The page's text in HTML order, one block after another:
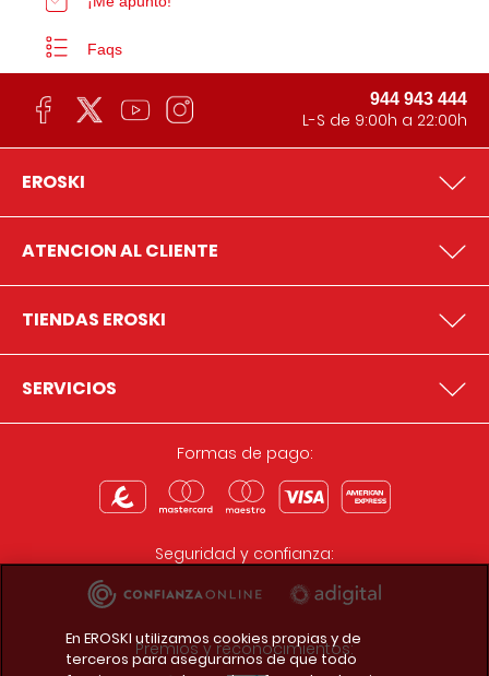
Faqs
944 943 444
L-S de 9:00h a 22:00h
EROSKI
ATENCION AL CLIENTE
TIENDAS EROSKI
SERVICIOS
Formas de pago:
Seguridad y confianza:
Premios y reconocimientos:
En EROSKI utilizamos cookies propias y de
terceros para asegurarnos de que todo